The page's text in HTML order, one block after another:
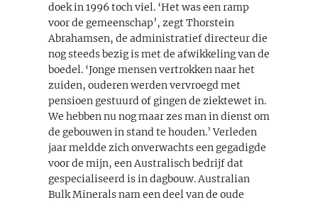
doek in 1996 toch viel. ‘Het was een ramp
voor de gemeenschap’, zegt Thorstein
Abrahamsen, de administratief directeur die
nog steeds bezig is met de afwikkeling van de
boedel. ‘Jonge mensen vertrokken naar het
zuiden, ouderen werden vervroegd met
pensioen gestuurd of gingen de ziektewet in.
We hebben nu nog maar zes man in dienst om
de gebouwen in stand te houden.’ Verleden
jaar meldde zich onverwachts een gegadigde
voor de mijn, een Australisch bedrijf dat
gespecialiseerd is in dagbouw. Australian
Bulk Minerals nam een deel van de oude